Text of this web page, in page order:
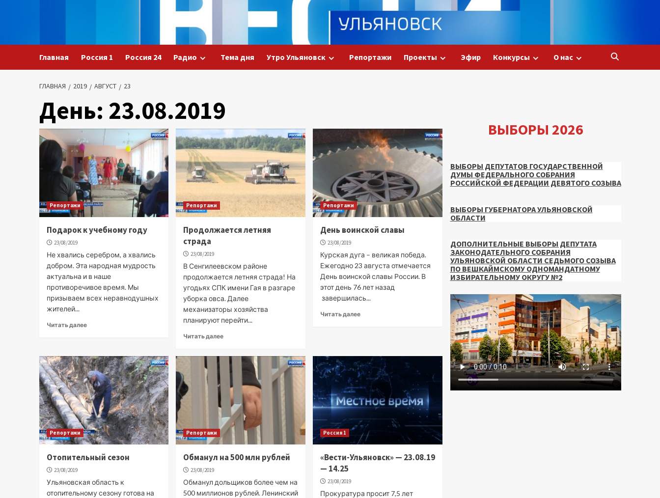
Главная Россия 1 Россия 24 Радио Тема дня Утро Ульяновск Репортажи Проекты Эфир Конкурсы О нас
ГЛАВНАЯ 2019 АВГУСТ 23
День: 23.08.2019
Репортажи
Подарок к учебному году
23/08/2019
Не хвались серебром, а хвались
добром. Эта народная мудрость
актуальна и в наше
противоречивое время. Мы
призываем всех неравнодушных
жителей...
Читать далее
Репортажи
Продолжается летняя
страда
23/08/2019
В Сенгилеевском районе
продолжается летняя страда! На
угодьях СПК имени Гая в разгаре
уборка овса. Далее
механизаторы хозяйства
планируют перейти...
Читать далее
Репортажи
День воинской славы
23/08/2019
Курская дуга – великая победа.
Ежегодно 23 августа отмечается
День воинской славы России. В
этот день 76 лет назад
завершилась...
Читать далее
Репортажи
Отопительный сезон
23/08/2019
Ульяновская область к
отопительному сезону готова на
Репортажи
Обманул на 500 млн рублей
23/08/2019
Обманул дольщиков более чем на
500 миллионов рублей. Ленинский
Россия 1
«Вести-Ульяновск» — 23.08.19
— 14.25
23/08/2019
Прокуратура просит 7,5 лет
ВЫБОРЫ 2026
ВЫБОРЫ ДЕПУТАТОВ ГОСУДАРСТВЕННОЙ
ДУМЫ ФЕДЕРАЛЬНОГО СОБРАНИЯ
РОССИЙСКОЙ ФЕДЕРАЦИИ ДЕВЯТОГО СОЗЫВА
ВЫБОРЫ ГУБЕРНАТОРА УЛЬЯНОВСКОЙ
ОБЛАСТИ
ДОПОЛНИТЕЛЬНЫЕ ВЫБОРЫ ДЕПУТАТА
ЗАКОНОДАТЕЛЬНОГО СОБРАНИЯ
УЛЬЯНОВСКОЙ ОБЛАСТИ СЕДЬМОГО СОЗЫВА
ПО ВЕШКАЙМСКОМУ ОДНОМАНДАТНОМУ
ИЗБИРАТЕЛЬНОМУ ОКРУГУ №2